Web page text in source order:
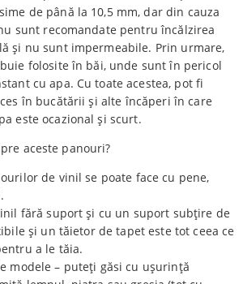
de până la 10,5 mm, dar din cauza
sunt recomandate pentru încălzirea
și nu sunt impermeabile. Prin urmare,
folosite în băi, unde sunt în pericol
cu apa. Cu toate acestea, pot fi
în bucătării și alte încăperi în care
este ocazional și scurt.
aceste panouri?
de vinil se poate face cu pene,
fără suport și cu un suport subțire de
și un tăietor de tapet este tot ceea ce
a le tăia.
modele – puteți găsi cu ușurință